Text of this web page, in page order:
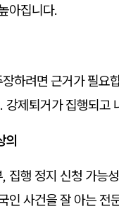
아집니다.
하려면 근거가 필요
강제퇴거가 집행되고
의
집행 정지 신청 가능
인 사건을 잘 아는 전